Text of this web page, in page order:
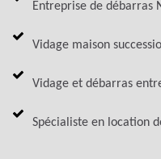
Entreprise de débarras
Vidage maison
Vidage et débarras
Spécialiste en location